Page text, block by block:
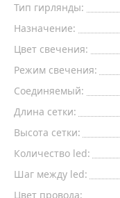
Тип гирлянды:
Назначение:
Цвет свечения:
Режим свечения:
Соединяемый:
Длина сетки:
Высота сетки:
Количество led:
Шаг между led:
Цвет провода: